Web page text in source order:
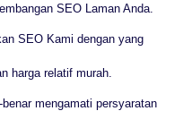
SEO Laman Anda.
SEO Kami dengan yang
harga relatif murah.
mengamati persyaratan